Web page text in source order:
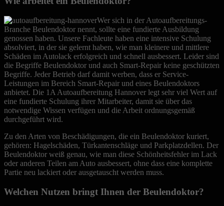
Wer sich in der Autoaufbereitungs-
Branche Beulendoktor nennt, sollte eine fundierte Ausbildung
genossen haben. Unsere Fachleute haben eine intensive Schulung
absolviert, in der sie gelernt haben, wie man kleinere und mittlere
Schäden im Autolack erfolgreich und schnell ausbessert. Leider sind
die Begriffe Beulendoktor und auch Smart-Repair keine geschützten
Begriffe. Jeder Betrieb darf damit werben, dass er Service-
Leistungen im Bereich Smart-Repair und eines Beulendoktors
anbietet. Die 1A Autoaufbereitung Hannover legt sehr viel Wert auf
eine fundierte Schulung ihrer Mitarbeiter, damit sie über das
notwendige Wissen verfügen und die Arbeit ordnungsgemäß
durchgeführt wird.
Zu den Arten von Beschädigungen, die ein Beulendoktor kuriert,
gehören: Hagelschäden, Türkantenschläge und Parkplatzdellen. Der
Beulendoktor weiß genau, wie man diese Schönheitsfehler im Lack
oder anderen Teilen am Auto ausbessert, ohne dass eine komplette
Partie neu lackiert oder ausgetauscht werden muss.
Welchen Nutzen bringt Ihnen der Beulendoktor?